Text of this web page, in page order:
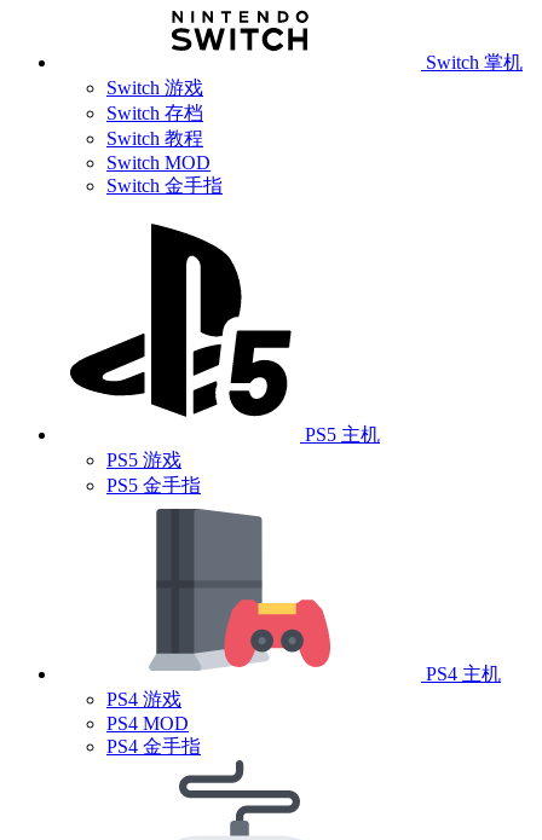
Switch 掌机
Switch 游戏
Switch 存档
Switch 教程
Switch MOD
Switch 金手指
PS5 主机
PS5 游戏
PS5 金手指
PS4 主机
PS4 游戏
PS4 MOD
PS4 金手指